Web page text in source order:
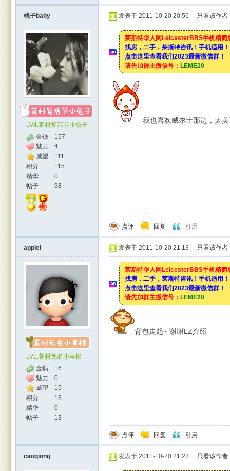
桃子baby
LV4.莱村复活节小兔子
金钱
157
魅力
4
威望
111
积分
115
精华
0
帖子
98
发表于 2011-10-20 20:56 只看该作者
莱斯特华人网LeicesterBBS手机精简
找房，二手，莱斯特咨讯！手机适用！
点击这里查看我们2023最新微信群！
请先加群主微信号： LEME20
我也喜欢威尔士那边，太
点评 回复 引用
applei
LV1.莱村无名小草根
金钱
16
魅力
0
威望
15
积分
15
精华
0
帖子
13
发表于 2011-10-20 21:13 只看该作者
莱斯特华人网LeicesterBBS手机精简
找房，二手，莱斯特咨讯！手机适用！
点击这里查看我们2023最新微信群！
请先加群主微信号： LEME20
背包走起~ 谢谢LZ介绍
点评 回复 引用
caoqiong 发表于 2011-10-20 21:23 只看该作者